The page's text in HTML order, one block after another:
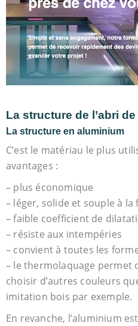
La structure de l’abri
La structure en aluminium
C’est le matériau le plus
avantages :
– plus économique
– léger, solide et souple à la
– faible coefficient de
– résiste aux intempéries
– convient à toutes les
– le thermolaquage permet
choisir d’autres couleurs
imitation bois par exemple.
En revanche, l’aluminium